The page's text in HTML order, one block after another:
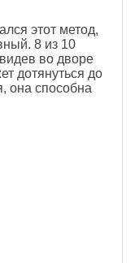
этот метод,
8 из 10
во дворе
дотянуться до
она способна